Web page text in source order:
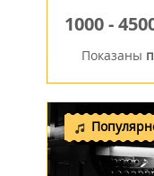
1000-
Показаны